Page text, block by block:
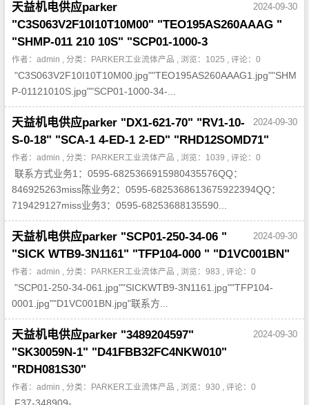
2024-09-30
天益机电供应parker
"C3S063V2F10I10T10M00" "TEO195AS260AAAG "
"SHMP-011 210 10S" "SCP01-1000-3
作者：admin , 分类： PARKER工业流体产品 , 浏览：1025 , 评论：0
"C3S063V2F10I10T10M00.jpg""TEO195AS260AAAG1.jpg""SHM
P-01121010S.jpg""SCP01-1000-34-...
2024-09-30
天益机电供应parker "DX1-621-70" "RV1-10-
S-0-18" "SCA-1 4-ED-1 2-ED" "RHD12SOMD71"
作者：admin , 分类： PARKER工业流体产品 , 浏览：1039 , 评论：0
联系方式业务1：0595-6825366915980435576QQ：
846925263miss陈业务2：0595-6825368613675922394QQ：
719429127miss业务3：0595-68253688135590...
2024-09-30
天益机电供应parker "SCP01-250-34-06 "
"SICK WTB9-3N1161" "TFP104-000 " "D1VC001BN"
作者：admin , 分类： PARKER工业流体产品 , 浏览：983 , 评论：0
"SCP01-250-34-061.jpg""SICKWTB9-3N1161.jpg""TFP104-
0001.jpg""D1VC001BN.jpg"联系方...
2024-09-30
天益机电供应parker "3489204597"
"SK30059N-1" "D41FBB32FC4NKW010"
"RDH081S30"
作者：admin , 分类： PARKER工业流体产品 , 浏览：930 , 评论：0